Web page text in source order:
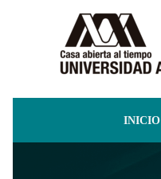
INICIO